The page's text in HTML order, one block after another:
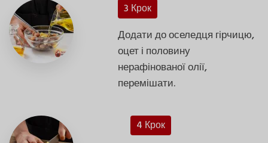
3 Крок
Додати до оселедця гірчицю,
оцет і половину
нерафінованої олії,
перемішати.
4 Крок